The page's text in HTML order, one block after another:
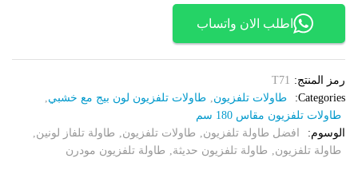
اطلب الان واتساب
رمز المنتج: T71
Categories:
طاولات تلفزيون, طاولات تلفزيون لون بيج مع خشبي,
طاولات تلفزيون مقاس 180 سم
الوسوم:
افضل طاولة تلفزيون, طاولات تلفزيون, طاولة تلفاز لونين,
طاولة تلفزيون, طاولة تلفزيون حديثة, طاولة تلفزيون مودرن